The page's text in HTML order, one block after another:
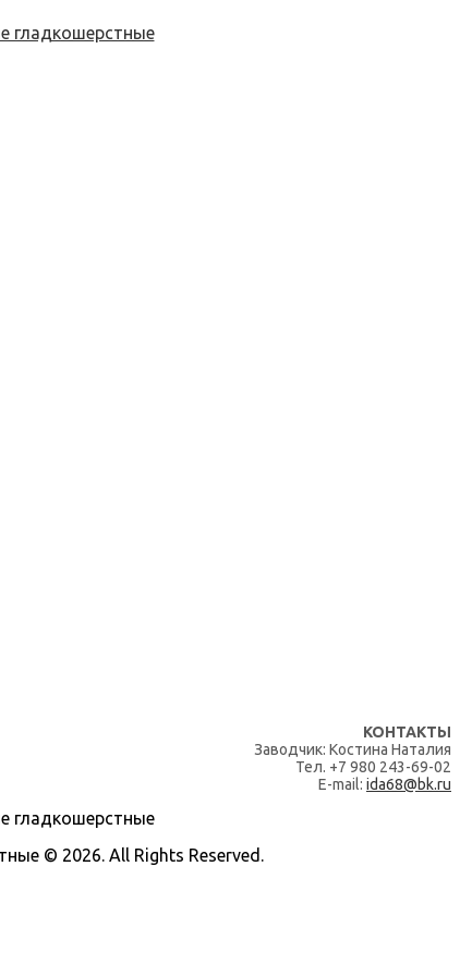
КОНТАКТЫ
Заводчик: Костина Наталия
Тел. +7 980 243-69-02
E-mail: ida68@bk.ru
© 2026. All Rights Reserved.